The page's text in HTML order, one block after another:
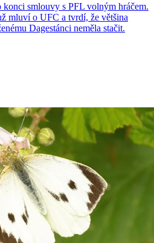
smlouvy s PFL volným hráčem.
mluví o UFC a tvrdí, že většina
Dagestánci neměla stačit.